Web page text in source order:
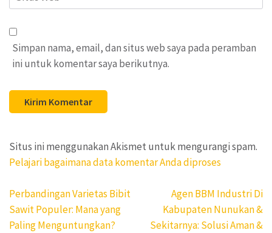
Web
Simpan nama, email, dan situs web saya pada peramban
ini untuk komentar saya berikutnya.
Situs ini menggunakan Akismet untuk mengurangi spam.
Pelajari bagaimana data komentar Anda diproses
Navigasi
pos
Perbandingan Varietas Bibit
Sawit Populer: Mana yang
Paling Menguntungkan?
Agen BBM Industri Di
Kabupaten Nunukan &
Sekitarnya: Solusi Aman &